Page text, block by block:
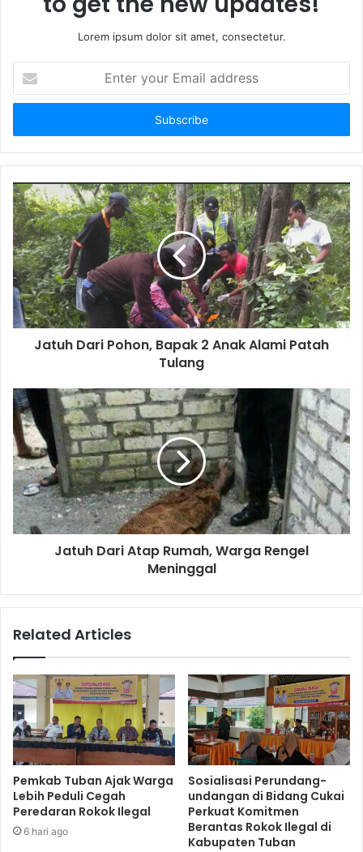
Lorem ipsum dolor sit amet, consectetur.
t
r
y
u
r
E
m
a
i
l
a
d
s
s
Jatuh Dari Pohon, Bapak 2 Anak Alami Patah
Tulang
Jatuh Dari Atap Rumah, Warga Rengel
Meninggal
Related Articles
Pemkab Tuban Ajak Warga
Lebih Peduli Cegah
Peredaran Rokok Ilegal
6 hari ago
Sosialisasi Perundang-
undangan di Bidang Cukai
Perkuat Komitmen
Berantas Rokok Ilegal di
Kabupaten Tuban